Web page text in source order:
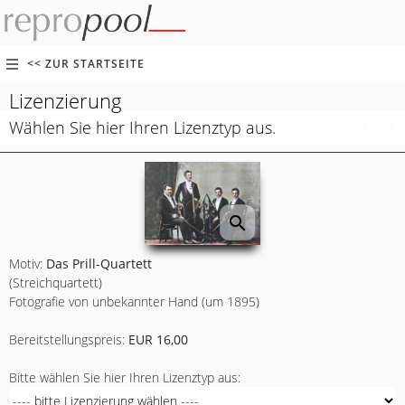
<< ZUR STARTSEITE
Lizenzierung
Wählen Sie hier Ihren Lizenztyp aus.
search
Motiv: Das Prill-Quartett
(Streichquartett)
Fotografie von unbekannter Hand (um 1895)
Bereitstellungspreis: EUR 16,00
Bitte wählen Sie hier Ihren Lizenztyp aus: